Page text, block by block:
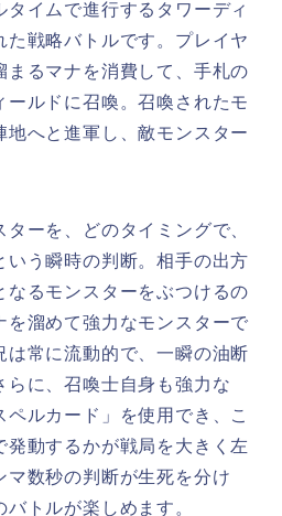
イムで進行するタワーディ
た戦略バトルです。プレイヤ
まるマナを消費して、手札の
ールドに召喚。召喚されたモ
地へと進軍し、敵モンスター
ーを、どのタイミングで、
いう瞬時の判断。相手の出方
なるモンスターをぶつけるの
を溜めて強力なモンスターで
は常に流動的で、一瞬の油断
らに、召喚士自身も強力な
ペルカード」を使用でき、こ
発動するかが戦局を大きく左
マ数秒の判断が生死を分け
トルが楽しめます。